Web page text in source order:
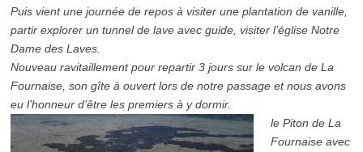
Puis vient une journée de repos à visiter une plantation de vanille,
partir explorer un tunnel de lave avec guide, visiter l’église Notre
Dame des Laves.
Nouveau ravitaillement pour repartir 3 jours sur le volcan de La
Fournaise, son gîte à ouvert lors de notre passage et nous avons
eu l’honneur d’être les premiers à y dormir.
le Piton de La
Fournaise avec